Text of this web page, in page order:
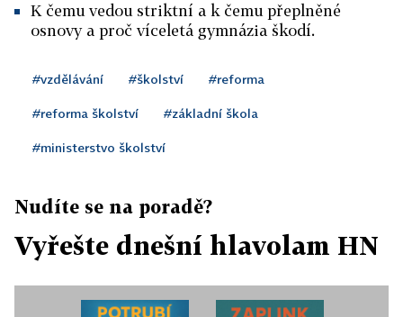
K čemu vedou striktní a k čemu přeplněné
osnovy a proč víceletá gymnázia škodí.
#vzdělávání #školství #reforma
#reforma školství #základní škola
#ministerstvo školství
Nudíte se na poradě?
Vyřešte dnešní hlavolam HN